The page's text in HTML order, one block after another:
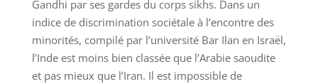
Gandhi par ses gardes du corps sikhs. Dans un
indice de discrimination sociétale à l’encontre des
minorités, compilé par l’université Bar Ilan en Israël,
l’Inde est moins bien classée que l’Arabie saoudite
et pas mieux que l’Iran. Il est impossible de